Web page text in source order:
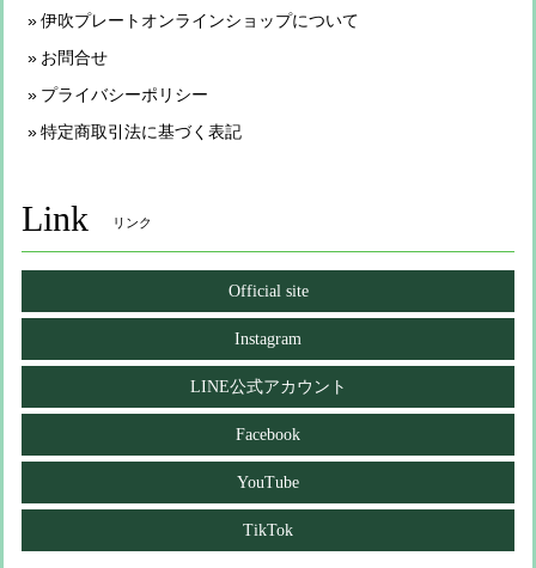
伊吹プレートオンラインショップについて
お問合せ
プライバシーポリシー
特定商取引法に基づく表記
Link リンク
Official site
Instagram
LINE公式アカウント
Facebook
YouTube
TikTok